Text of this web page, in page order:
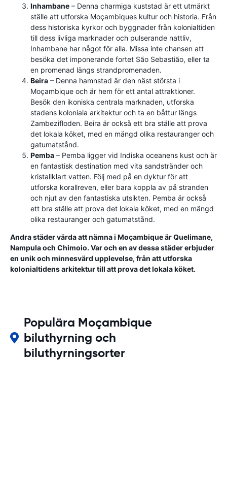
Inhambane – Denna charmiga kuststad är ett utmärkt
ställe att utforska Moçambiques kultur och historia. Från
dess historiska kyrkor och byggnader från kolonialtiden
till dess livliga marknader och pulserande nattliv,
Inhambane har något för alla. Missa inte chansen att
besöka det imponerande fortet São Sebastião, eller ta
en promenad längs strandpromenaden.
Beira – Denna hamnstad är den näst största i
Moçambique och är hem för ett antal attraktioner.
Besök den ikoniska centrala marknaden, utforska
stadens koloniala arkitektur och ta en båttur längs
Zambezifloden. Beira är också ett bra ställe att prova
det lokala köket, med en mängd olika restauranger och
gatumatstånd.
Pemba – Pemba ligger vid Indiska oceanens kust och är
en fantastisk destination med vita sandstränder och
kristallklart vatten. Följ med på en dyktur för att
utforska korallreven, eller bara koppla av på stranden
och njut av den fantastiska utsikten. Pemba är också
ett bra ställe att prova det lokala köket, med en mängd
olika restauranger och gatumatstånd.
Andra städer värda att nämna i Moçambique är Quelimane,
Nampula och Chimoio. Var och en av dessa städer erbjuder
en unik och minnesvärd upplevelse, från att utforska
kolonialtidens arkitektur till att prova det lokala köket.
Populära Moçambique
biluthyrning och
biluthyrningsorter